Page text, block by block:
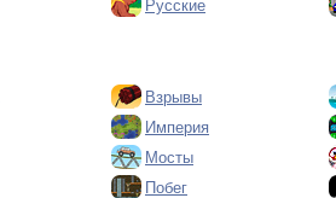
Русские
Взрывы
Империя
Мосты
Побег